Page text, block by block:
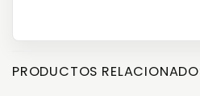
PRODUCTOS